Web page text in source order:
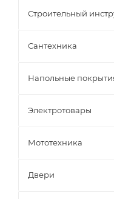
Строительный
Сантехника
Напольные
Электротовары
Мототехника
Двери